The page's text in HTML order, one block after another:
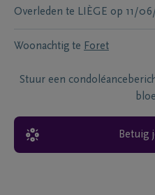
Overleden te LIÈGE op 11/
Woonachtig te Foret
Stuur een
Betuig